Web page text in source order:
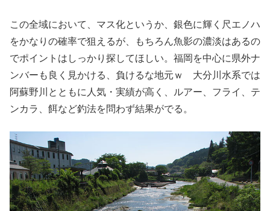
この全域において、マス化というか、銀色に輝く尺エノハ
をかなりの確率で狙えるが、もちろん魚影の濃淡はあるの
でポイントはしっかり探してほしい。福岡を中心に県外ナ
ンバーも良く見かける、負けるな地元ｗ 大分川水系では
阿蘇野川とともに人気・実績が高く、ルアー、フライ、テ
ンカラ、餌など釣法を問わず結果がでる。